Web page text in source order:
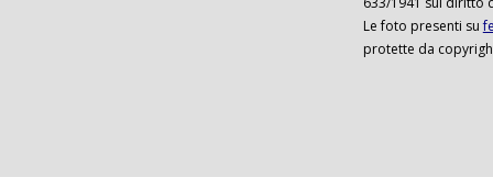
Le foto presenti su
protette da